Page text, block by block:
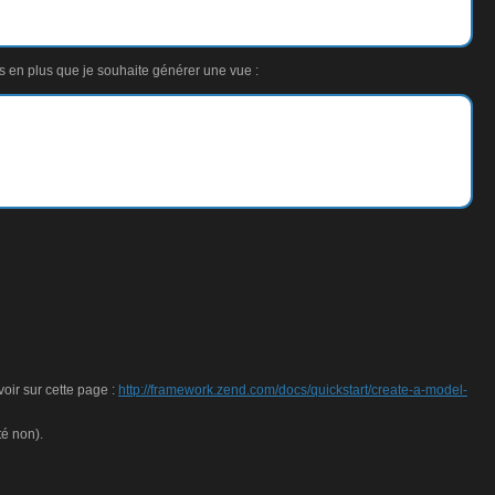
en plus que je souhaite générer une vue :
sur cette page : http://framework.zend.com/docs/quickstart/create-a-model-
non).